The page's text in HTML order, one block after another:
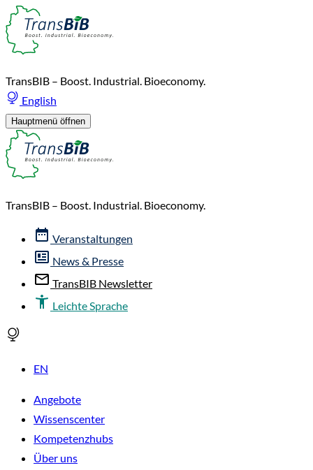
TransBIB – Boost. Industrial. Bioeconomy.
English
Hauptmenü öffnen
TransBIB – Boost. Industrial. Bioeconomy.
Veranstaltungen
News & Presse
TransBIB Newsletter
Leichte Sprache
EN
Angebote
Wissenscenter
Kompetenzhubs
Über uns